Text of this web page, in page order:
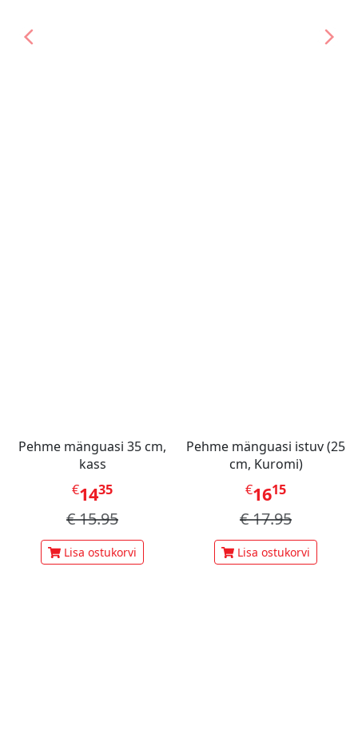
Pehme mänguasi 35 cm,
kass
€1435
€15.95
Lisa ostukorvi
Pehme mänguasi istuv (25
cm, Kuromi)
€1615
€17.95
Lisa ostukorvi